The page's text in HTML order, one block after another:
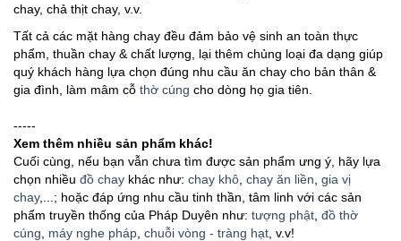
chay, chả thịt chay, v.v.
Tất cả các mặt hàng chay đều đảm bảo vệ sinh an toàn thực
phẩm, thuần chay & chất lượng, lại thêm chủng loại đa dạng giúp
quý khách hàng lựa chọn đúng nhu cầu ăn chay cho bản thân &
gia đình, làm mâm cỗ thờ cúng cho dòng họ gia tiên.
-----
Xem thêm nhiều sản phẩm khác!
Cuối cùng, nếu bạn vẫn chưa tìm được sản phẩm ưng ý, hãy lựa
chọn nhiều đồ chay khác như: chay khô chay ăn liền gia vị
chay,...; hoặc đáp ứng nhu cầu tinh thần, tâm linh với các sản
phẩm truyền thống của Pháp Duyên như: tượng phật đồ thờ
cúng
máy nghe pháp chuỗi vòng - tràng hạt , v.v!